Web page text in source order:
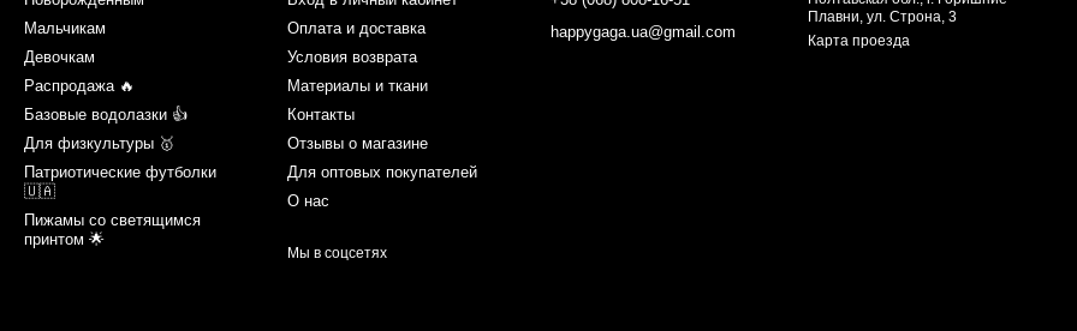
Мальчикам
Девочкам
Распродажа 🔥
Базовые водолазки 👍
Для физкультуры 🥇
Патриотические футболки
🇺🇦
Пижамы со светящимся
принтом 🌟
Оплата и доставка
Условия возврата
Материалы и ткани
Контакты
Отзывы о магазине
Для оптовых покупателей
О нас
Мы в соцсетях
happygaga.ua@gmail.com
Плавни, ул. Строна, 3
Карта проезда